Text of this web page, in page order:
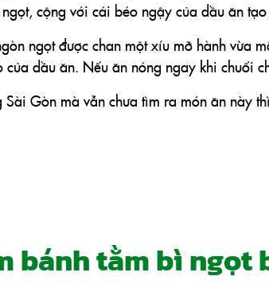
cộng với cái béo ngậy của dầu ăn
ngọt được chan một xíu mỡ hành vừa
của dầu ăn. Nếu ăn nóng ngay khi chuối
Gòn mà vẫn chưa tìm ra món ăn này
bánh tằm bì ngọt